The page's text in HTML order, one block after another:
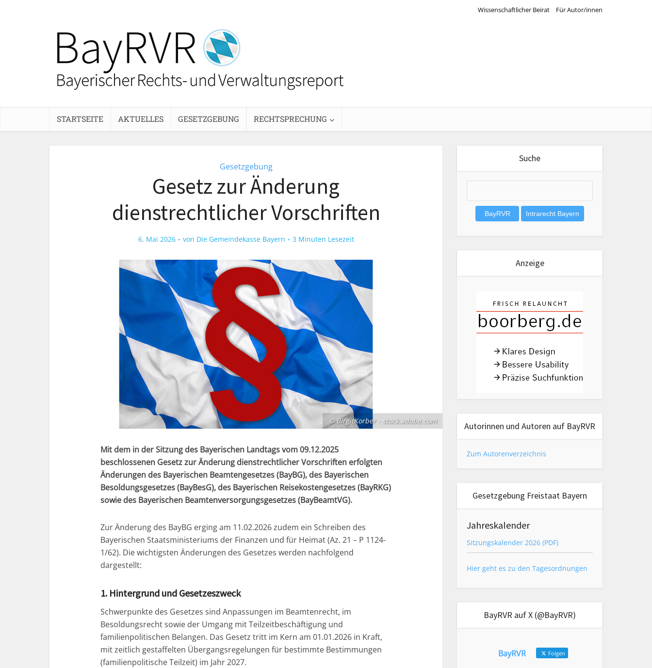
Wissenschaftlicher Beirat Für Autor/innen
STARTSEITE AKTUELLES GESETZGEBUNG RECHTSPRECHUNG
Gesetzgebung
Gesetz zur Änderung
dienstrechtlicher Vorschriften
6. Mai 2026 von Die Gemeindekasse Bayern 3 Minuten Lesezeit
© BirgitKorber - stock.adobe.com
Mit dem in der Sitzung des Bayerischen Landtags vom 09.12.2025
beschlossenen Gesetz zur Änderung dienstrechtlicher Vorschriften erfolgten
Änderungen des Bayerischen Beamtengesetzes (BayBG), des Bayerischen
Besoldungsgesetzes (BayBesG), des Bayerischen Reisekostengesetzes (BayRKG)
sowie des Bayerischen Beamtenversorgungsgesetzes (BayBeamtVG).
Zur Änderung des BayBG erging am 11.02.2026 zudem ein Schreiben des
Bayerischen Staatsministeriums der Finanzen und für Heimat (Az. 21 – P 1124-
1/62). Die wichtigsten Änderungen des Gesetzes werden nachfolgend
dargestellt:
1. Hintergrund und Gesetzeszweck
Schwerpunkte des Gesetzes sind Anpassungen im Beamtenrecht, im
Besoldungsrecht sowie der Umgang mit Teilzeitbeschäftigung und
familienpolitischen Belangen. Das Gesetz tritt im Kern am 01.01.2026 in Kraft,
mit zeitlich gestaffelten Übergangsregelungen für bestimmte Bestimmungen
(familienpolitische Teilzeit) im Jahr 2027.
Suche
Anzeige
Autorinnen und Autoren auf BayRVR
Zum Autorenverzeichnis
Gesetzgebung Freistaat Bayern
Jahreskalender
Sitzungskalender 2026 (PDF)
Hier geht es zu den Tagesordnungen
BayRVR auf X (@BayRVR)
BayRVR Folgen